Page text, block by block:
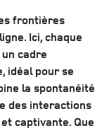
frontières
Ici, chaque
cadre
idéal pour se
la spontanéité
des interactions
captivante. Que